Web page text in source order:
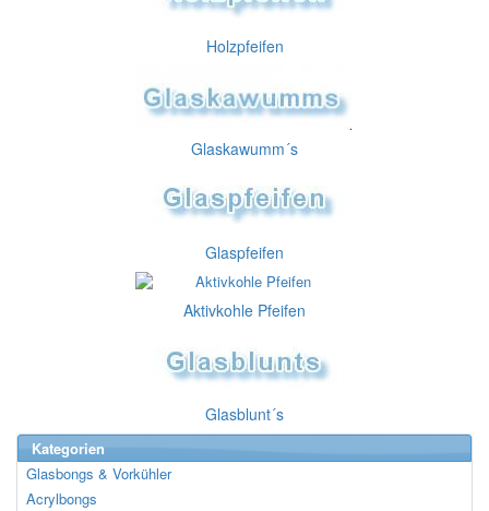
Holzpfeifen
Glaskawumm´s
Glaspfeifen
Aktivkohle Pfeifen
Glasblunt´s
Kategorien
Glasbongs & Vorkühler
Acrylbongs